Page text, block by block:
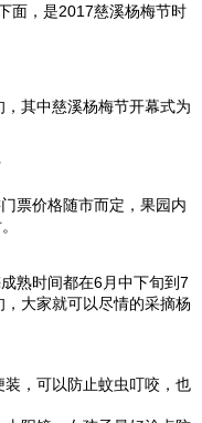
面，是2017慈溪杨梅节时
，其中慈溪杨梅节开幕式为
票价格随市而定，果园内
熟时间都在6月中下旬到7
大家就可以尽情的采摘杨
，可以防止蚊虫叮咬，也